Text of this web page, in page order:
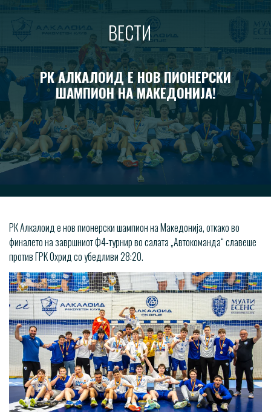
ВЕСТИ
РК АЛКАЛОИД Е НОВ ПИОНЕРСКИ
ШАМПИОН НА МАКЕДОНИЈА!
РК Алкалоид е нов пионерски шампион на Македонија, откако во
финалето на завршниот Ф4-турнир во салата „Автокоманда“ славеше
против ГРК Охрид со убедливи 28:20.